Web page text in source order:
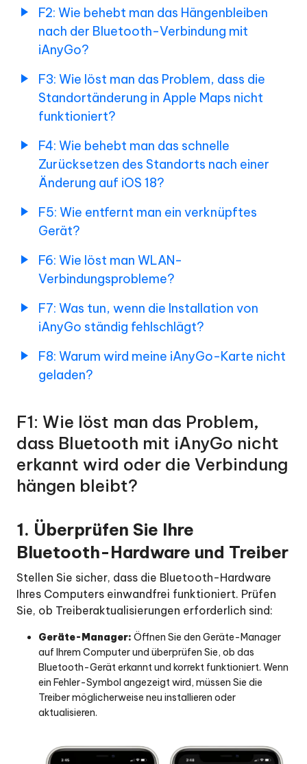
Apple
nicht
funktioniert?
F4:
Wie
behebt
das
schnelle
Zurücksetzen
des
nach
der
auf
18?
F5:
Wie
man
ein
verknüpftes
F6:
Wie
behebt
man
WLAN-
Verbindungsfehler?
F7:
tun,
wenn
die
Installation
von
ständig
fehlschlägt?
F8:
Warum
wird
Karte
iPhone/Android-
Standort
die
GPS-
Bewegung
simuliert
iAnyGo
Nutzer-
Tipps
vor
Standort-
Spoofing
Tutorial
zum
Game
und
Bluetooth-
F2: Wie behebt man das Hängenbleiben
nach der Bluetooth-Verbindung mit
iAnyGo?
F3: Wie löst man das Problem, dass die
Standortänderung in Apple Maps nicht
funktioniert?
F4: Wie behebt man das schnelle
Zurücksetzen des Standorts nach einer
Änderung auf iOS 18?
F5: Wie entfernt man ein verknüpftes
Gerät?
F6: Wie löst man WLAN-
Verbindungsprobleme?
F7: Was tun, wenn die Installation von
iAnyGo ständig fehlschlägt?
F8: Warum wird meine iAnyGo-Karte nicht
geladen?
F1: Wie löst man das Problem,
dass Bluetooth mit iAnyGo nicht
erkannt wird oder die Verbindung
hängen bleibt?
1. Überprüfen Sie Ihre
Bluetooth-Hardware und Treiber
Stellen Sie sicher, dass die Bluetooth-Hardware
Ihres Computers einwandfrei funktioniert. Prüfen
Sie, ob Treiberaktualisierungen erforderlich sind:
Geräte-Manager: Öffnen Sie den Geräte-Manager
auf Ihrem Computer und überprüfen Sie, ob das
Bluetooth-Gerät erkannt und korrekt funktioniert. Wenn
ein Fehler-Symbol angezeigt wird, müssen Sie die
Treiber möglicherweise neu installieren oder
aktualisieren.